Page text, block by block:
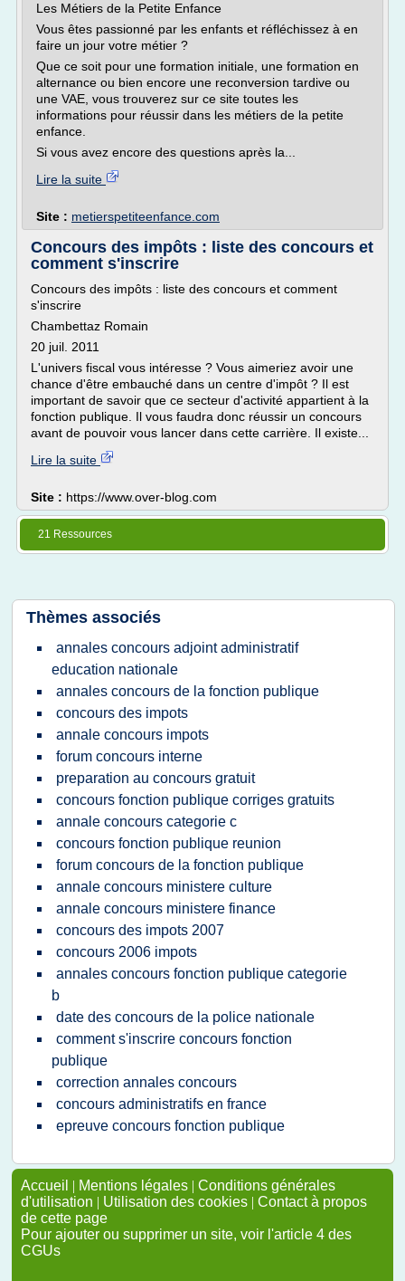
Les Métiers de la Petite Enfance
Vous êtes passionné par les enfants et réfléchissez à en
faire un jour votre métier ?
Que ce soit pour une formation initiale, une formation en
alternance ou bien encore une reconversion tardive ou
une VAE, vous trouverez sur ce site toutes les
informations pour réussir dans les métiers de la petite
enfance.
Si vous avez encore des questions après la...
Lire la suite
Site : metierspetiteenfance.com
Concours des impôts : liste des concours et
comment s'inscrire
Concours des impôts : liste des concours et comment
s'inscrire
Chambettaz Romain
20 juil. 2011
L'univers fiscal vous intéresse ? Vous aimeriez avoir une
chance d'être embauché dans un centre d'impôt ? Il est
important de savoir que ce secteur d'activité appartient à la
fonction publique. Il vous faudra donc réussir un concours
avant de pouvoir vous lancer dans cette carrière. Il existe...
Lire la suite
Site : https://www.over-blog.com
21 Ressources
Thèmes associés
annales concours adjoint administratif
education nationale
annales concours de la fonction publique
concours des impots
annale concours impots
forum concours interne
preparation au concours gratuit
concours fonction publique corriges gratuits
annale concours categorie c
concours fonction publique reunion
forum concours de la fonction publique
annale concours ministere culture
annale concours ministere finance
concours des impots 2007
concours 2006 impots
annales concours fonction publique categorie
b
date des concours de la police nationale
comment s'inscrire concours fonction
publique
correction annales concours
concours administratifs en france
epreuve concours fonction publique
Accueil | Mentions légales | Conditions générales
d'utilisation | Utilisation des cookies | Contact à propos
de cette page
Pour ajouter ou supprimer un site, voir l'article 4 des
CGUs